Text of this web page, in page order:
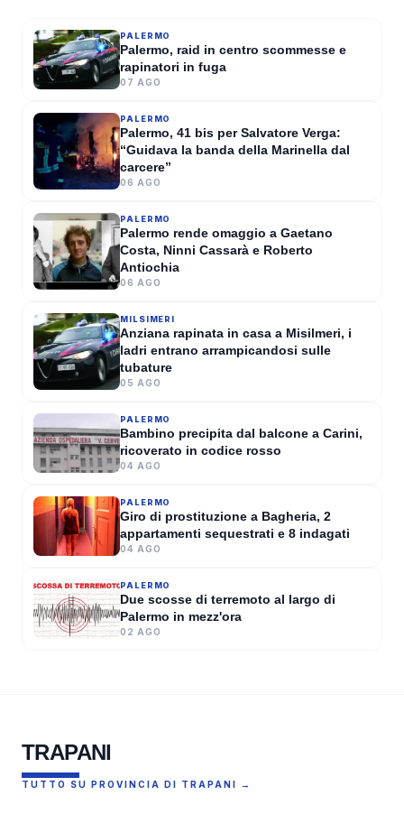
Palermo, incidente mortale in
moto: muore un 19enne
VERONICA GALLO·08 AGO 2026
PALERMO
Palermo, raid in centro scommesse e
rapinatori in fuga
07 AGO
PALERMO
Palermo, 41 bis per Salvatore Verga:
“Guidava la banda della Marinella dal
carcere”
06 AGO
PALERMO
Palermo rende omaggio a Gaetano
Costa, Ninni Cassarà e Roberto
Antiochia
06 AGO
MILSIMERI
Anziana rapinata in casa a Misilmeri, i
ladri entrano arrampicandosi sulle
tubature
05 AGO
PALERMO
Bambino precipita dal balcone a Carini,
ricoverato in codice rosso
04 AGO
PALERMO
Giro di prostituzione a Bagheria, 2
appartamenti sequestrati e 8 indagati
04 AGO
PALERMO
Due scosse di terremoto al largo di
Palermo in mezz'ora
02 AGO
TRAPANI
TUTTO SU PROVINCIA DI TRAPANI →